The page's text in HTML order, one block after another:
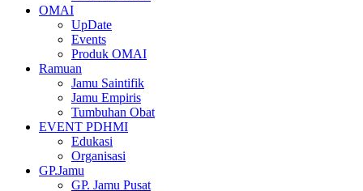
OMAI
UpDate
Events
Produk OMAI
Ramuan
Jamu Saintifik
Jamu Empiris
Tumbuhan Obat
EVENT PDHMI
Edukasi
Organisasi
GP.Jamu
GP. Jamu Pusat